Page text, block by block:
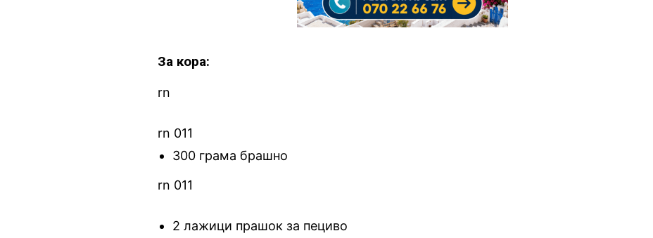
За кора:
rn
rn 011
300 грама брашно
rn 011
2 лажици прашок за пециво